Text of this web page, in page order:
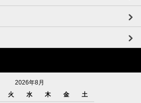
2026年8月
火 水 木 金 土